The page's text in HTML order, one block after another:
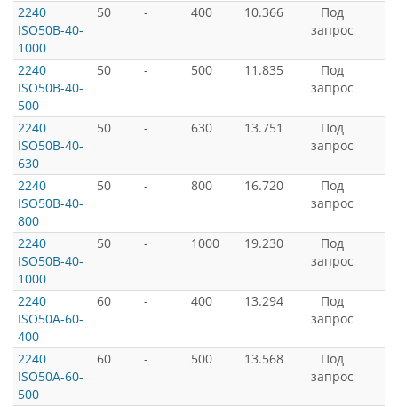
2240
ISO50B-40-
1000
50 - 400 10.366
Под
запрос
2240
ISO50B-40-
500
50 - 500 11.835
Под
запрос
2240
ISO50B-40-
630
50 - 630 13.751
Под
запрос
2240
ISO50B-40-
800
50 - 800 16.720
Под
запрос
2240
ISO50B-40-
1000
50 - 1000 19.230
Под
запрос
2240
ISO50A-60-
400
60 - 400 13.294
Под
запрос
2240
ISO50A-60-
500
60 - 500 13.568
Под
запрос